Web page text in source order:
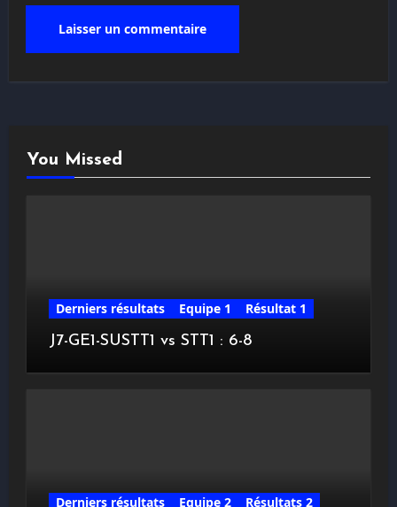
You Missed
Derniers résultats Equipe 1
Résultat 1
J7-GE1-SUSTT1 vs STT1 : 6-8
Derniers résultats Equipe 2
Résultats 2